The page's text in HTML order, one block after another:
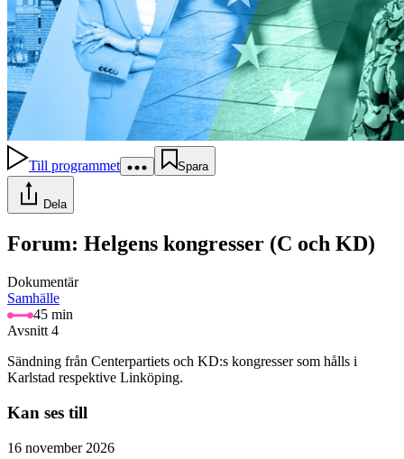
Till programmet Spara
Dela
Forum: Helgens kongresser (C och KD)
Dokumentär
Samhälle
45 min
Avsnitt 4
Sändning från Centerpartiets och KD:s kongresser som hålls i
Karlstad respektive Linköping.
Kan ses till
16 november 2026